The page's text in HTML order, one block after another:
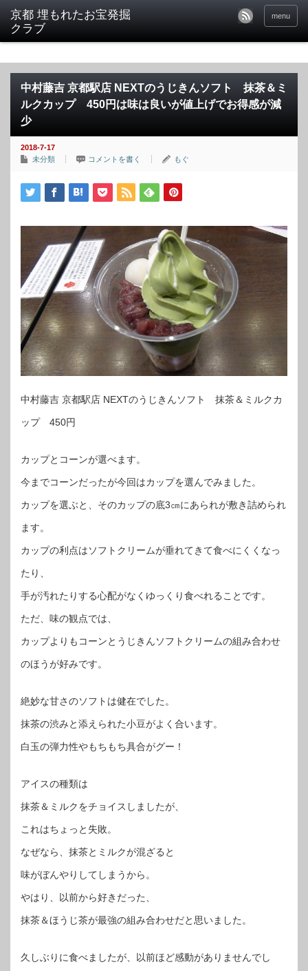
京都 埋もれたお宝発掘
クラブ
menu
中村藤吉 京都駅店 NEXTのうじきんソフト 抹茶＆ミ
ルクカップ 450円は味は良いが値上げでお得感が減
少
2018-7-17
未分類
コメントを書く もぐ
中村藤吉 京都駅店 NEXTのうじきんソフト 抹茶＆ミルクカ
ップ 450円
カップとコーンが選べます。
今までコーンだったが今回はカップを選んでみました。
カップを選ぶと、そのカップの底3㎝にあられが敷き詰められ
ます。
カップの利点はソフトクリームが垂れてきて食べにくくなっ
たり、
手が汚れたりする心配がなくゆっくり食べれることです。
ただ、味の観点では、
カップよりもコーンとうじきんソフトクリームの組み合わせ
のほうが好みです。
絶妙な甘さのソフトは健在でした。
抹茶の渋みと添えられた小豆がよく合います。
白玉の弾力性やもちもち具合がグー！
アイスの種類は
抹茶＆ミルクをチョイスしましたが、
これはちょっと失敗。
なぜなら、抹茶とミルクが混ざると
味がぼんやりしてしまうから。
やはり、以前から好きだった、
抹茶＆ほうじ茶が最強の組み合わせだと思いました。
久しぶりに食べましたが、以前ほど感動がありませんでし